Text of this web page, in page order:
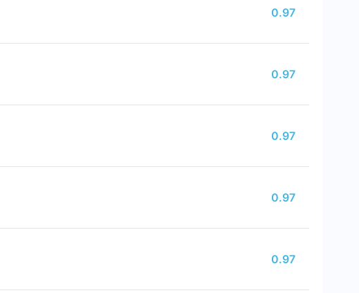
0.97
0.97
0.97
0.97
0.97